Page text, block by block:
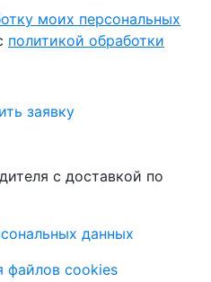
моих персональных
политикой обработки
заявку
с доставкой по
данных
файлов cookies